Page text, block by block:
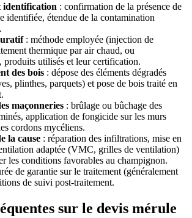
identification : confirmation de la présence de
identifiée, étendue de la contamination
: méthode employée (injection de
thermique par air chaud, ou
produits utilisés et leur certification.
des bois : dépose des éléments dégradés
plinthes, parquets) et pose de bois traité en
maçonneries : brûlage ou bûchage des
application de fongicide sur les murs
cordons mycéliens.
la cause : réparation des infiltrations, mise en
adaptée (VMC, grilles de ventilation)
les conditions favorables au champignon.
de garantie sur le traitement (généralement
de suivi post-traitement.
sur le devis mérule